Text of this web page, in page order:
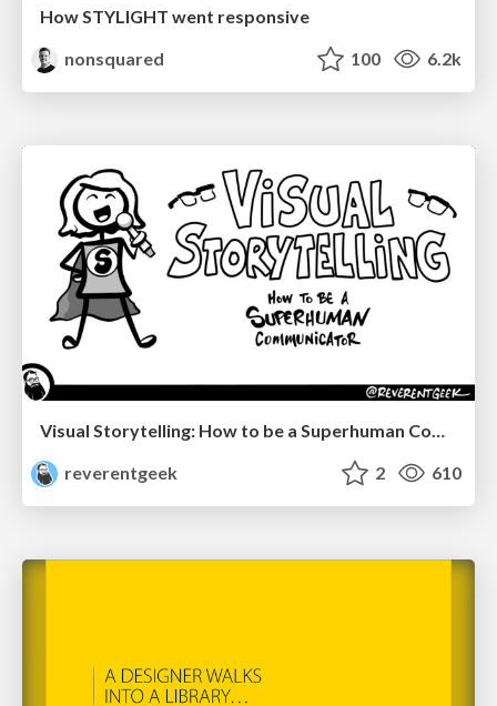
How STYLIGHT went responsive
nonsquared
100 6.2k
Visual Storytelling: How to be a Superhuman Communicator
reverentgeek
2 610